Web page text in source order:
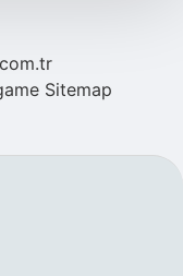
Sitemap